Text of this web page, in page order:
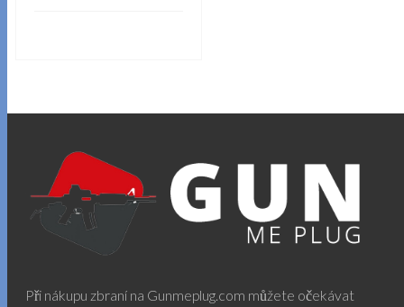
Při nákupu zbraní na Gunmeplug.com můžete očekávat